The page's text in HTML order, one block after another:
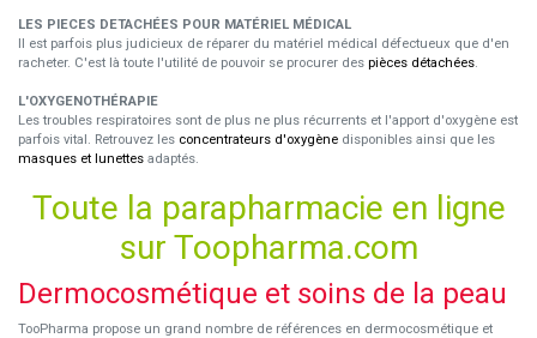
LES PIECES DETACHÉES POUR MATÉRIEL MÉDICAL
Il est parfois plus judicieux de réparer du matériel médical défectueux que d'en
racheter. C'est là toute l'utilité de pouvoir se procurer des pièces détachées.
L'OXYGENOTHÉRAPIE
Les troubles respiratoires sont de plus ne plus récurrents et l'apport d'oxygène est
parfois vital. Retrouvez les concentrateurs d'oxygène disponibles ainsi que les
masques et lunettes adaptés.
Toute la parapharmacie en ligne
sur Toopharma.com
Dermocosmétique et soins de la peau
TooPharma propose un grand nombre de références en dermocosmétique et